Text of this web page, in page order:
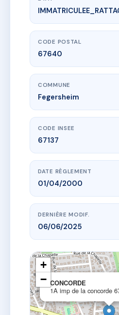
www.vme.plus/
CONCORDE
1A imp de la concorde
CODE POSTAL
67640
COMMUNE
Fegersheim
CODE INSEE
67137
DATE RÈGLEMENT
01/04/2000
DERNIÈRE MODIF.
06/06/2025
CONCORDE
1A imp de la concorde
+
−